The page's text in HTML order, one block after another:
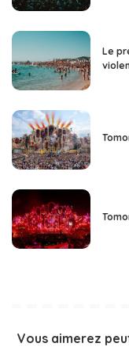
Le
Vous aimerez